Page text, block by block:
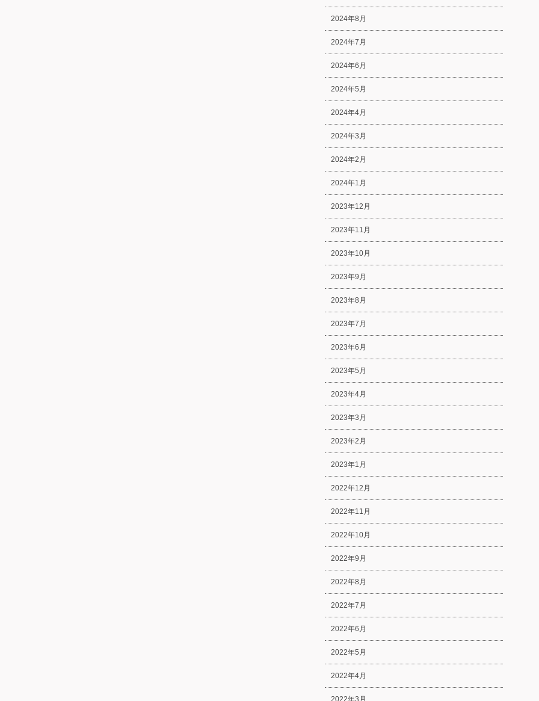
2024年8月
2024年7月
2024年6月
2024年5月
2024年4月
2024年3月
2024年2月
2024年1月
2023年12月
2023年11月
2023年10月
2023年9月
2023年8月
2023年7月
2023年6月
2023年5月
2023年4月
2023年3月
2023年2月
2023年1月
2022年12月
2022年11月
2022年10月
2022年9月
2022年8月
2022年7月
2022年6月
2022年5月
2022年4月
2022年3月